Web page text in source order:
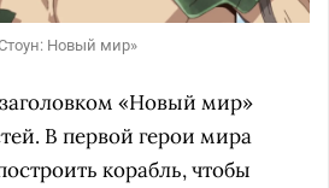
Новый мир»
«Новый мир»
В первой герои мира
корабль, чтобы